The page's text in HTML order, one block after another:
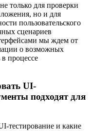
только для проверки
но и для
пользовательского
сценариев
мы ждем от
о возможных
процессе
UI-
подходят для